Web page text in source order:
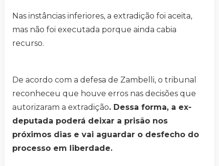
Nas instâncias inferiores, a extradição foi aceita,
mas não foi executada porque ainda cabia
recurso.
De acordo com a defesa de Zambelli, o tribunal
reconheceu que houve erros nas decisões que
autorizaram a extradição. Dessa forma, a ex-
deputada poderá deixar a prisão nos
próximos dias e vai aguardar o desfecho do
processo em liberdade.